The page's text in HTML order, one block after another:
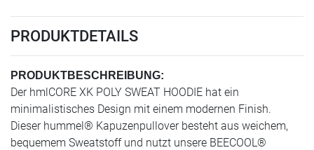
PRODUKTDETAILS
PRODUKTBESCHREIBUNG:
Der hmlCORE XK POLY SWEAT HOODIE hat ein
minimalistisches Design mit einem modernen Finish.
Dieser hummel® Kapuzenpullover besteht aus weichem,
bequemem Sweatstoff und nutzt unsere BEECOOL®